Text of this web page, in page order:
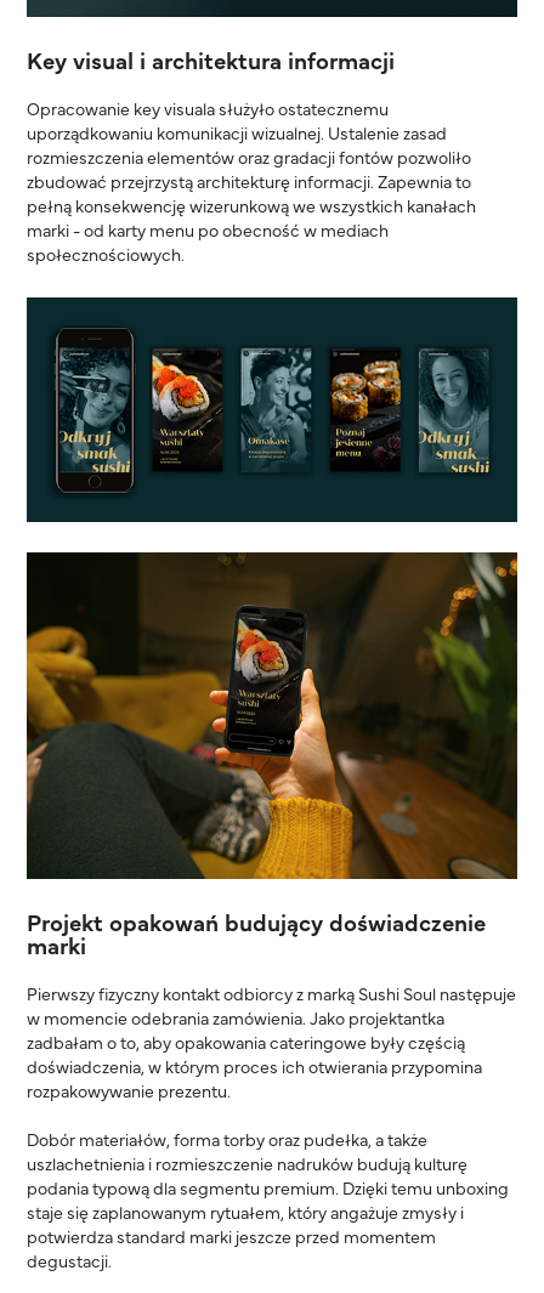
Key visual i architektura informacji
Opracowanie key visuala służyło ostatecznemu
uporządkowaniu komunikacji wizualnej. Ustalenie zasad
rozmieszczenia elementów oraz gradacji fontów pozwoliło
zbudować przejrzystą architekturę informacji. Zapewnia to
pełną konsekwencję wizerunkową we wszystkich kanałach
marki - od karty menu po obecność w mediach
społecznościowych.
Projekt opakowań budujący doświadczenie
marki
Pierwszy fizyczny kontakt odbiorcy z marką Sushi Soul następuje
w momencie odebrania zamówienia. Jako projektantka
zadbałam o to, aby opakowania cateringowe były częścią
doświadczenia, w którym proces ich otwierania przypomina
rozpakowywanie prezentu.
Dobór materiałów, forma torby oraz pudełka, a także
uszlachetnienia i rozmieszczenie nadruków budują kulturę
podania typową dla segmentu premium. Dzięki temu unboxing
staje się zaplanowanym rytuałem, który angażuje zmysły i
potwierdza standard marki jeszcze przed momentem
degustacji.